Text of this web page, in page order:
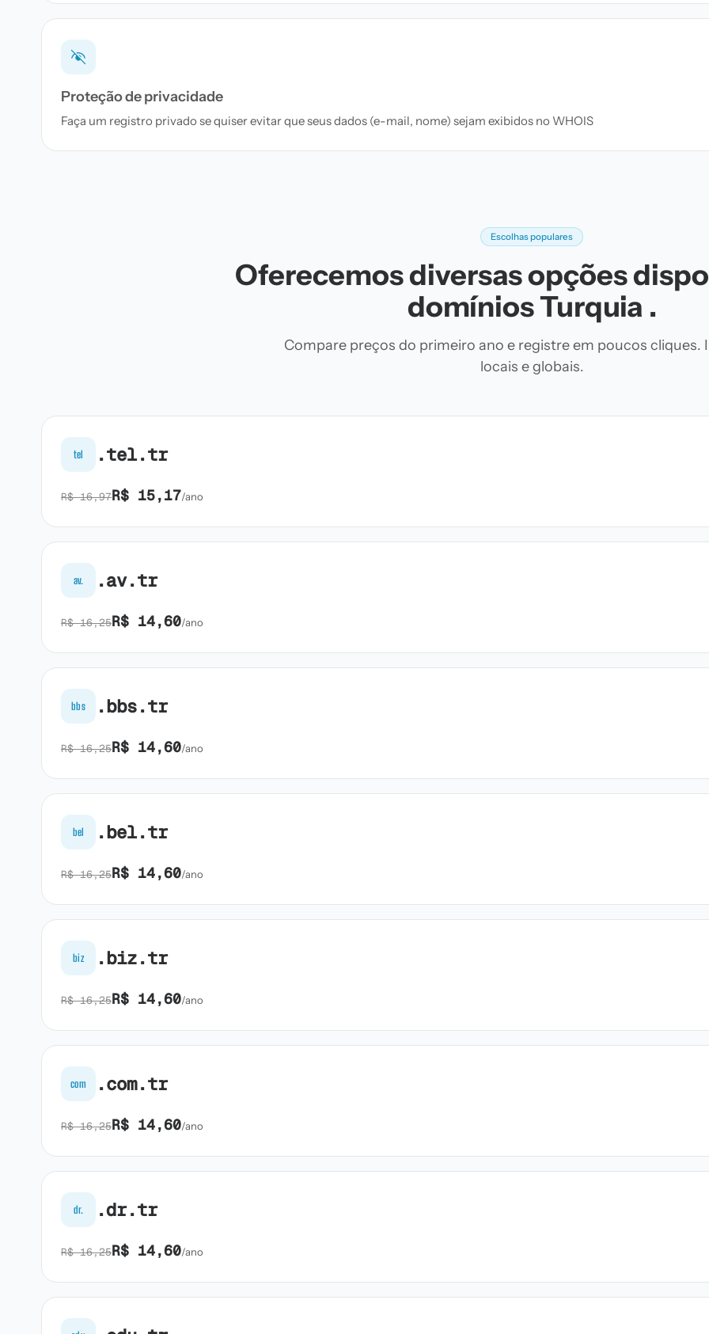
Proteção de privacidade
Faça um registro privado se quiser evitar que seus dados (e-mail, nome) sejam exibidos no WHOIS
Escolhas populares
Oferecemos diversas opções
domínios Turquia .
Compare preços do primeiro ano e registre em poucos cliques.
locais e globais.
tel .tel.tr
R$ 16,97R$ 15,17/ano
av. .av.tr
R$ 16,25R$ 14,60/ano
bbs .bbs.tr
R$ 16,25R$ 14,60/ano
bel .bel.tr
R$ 16,25R$ 14,60/ano
biz .biz.tr
R$ 16,25R$ 14,60/ano
com .com.tr
R$ 16,25R$ 14,60/ano
dr. .dr.tr
R$ 16,25R$ 14,60/ano